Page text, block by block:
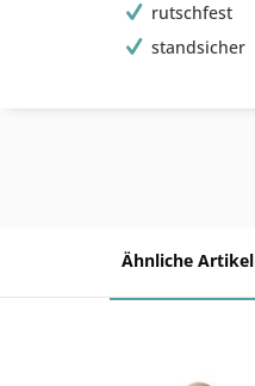
rutschfest
standsicher
Ähnliche Artikel